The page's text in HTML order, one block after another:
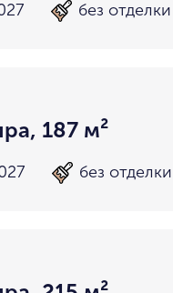
без отделки
187 м²
без отделки